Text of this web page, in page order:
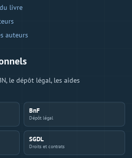
livre
auteurs
le dépôt légal, les aides
BnF
Dépôt légal
SGDL
Droits et contrats